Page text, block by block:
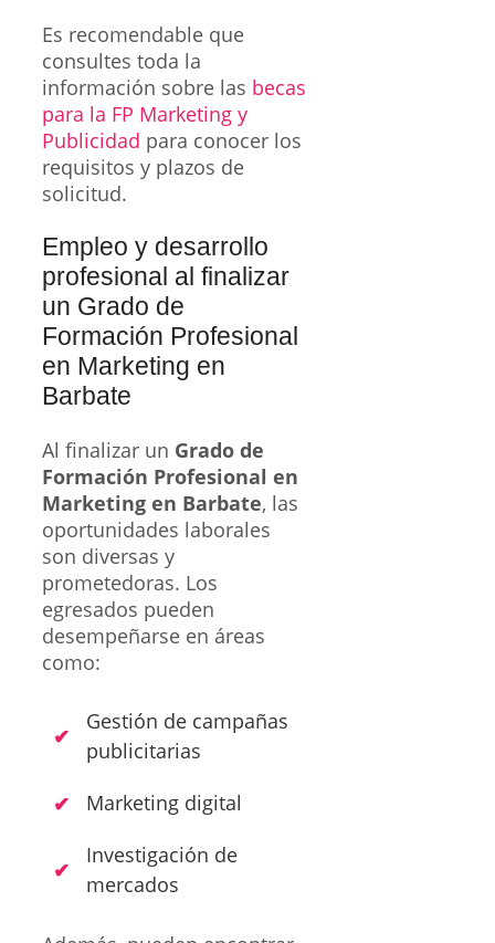
Es recomendable que
consultes toda la
información sobre las becas
para la FP Marketing y
Publicidad para conocer los
requisitos y plazos de
solicitud.
Empleo y desarrollo
profesional al finalizar
un Grado de
Formación Profesional
en Marketing en
Barbate
Al finalizar un Grado de
Formación Profesional en
Marketing en Barbate, las
oportunidades laborales
son diversas y
prometedoras. Los
egresados pueden
desempeñarse en áreas
como:
Gestión de campañas
publicitarias
Marketing digital
Investigación de
mercados